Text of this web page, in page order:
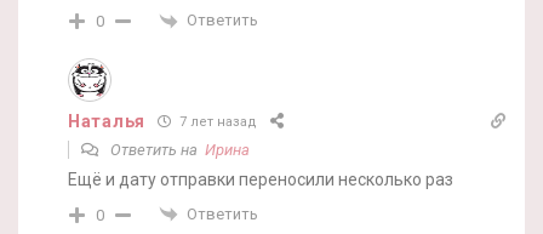
0 Ответить
Наталья 7 лет назад
Ответить на Ирина
Ещё и дату отправки переносили несколько раз
0 Ответить